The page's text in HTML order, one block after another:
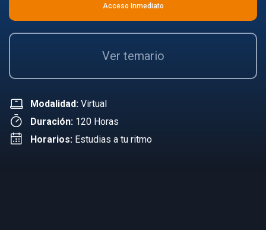
Acceso Inmediato
Ver temario
Modalidad: Virtual
Duración: 120 Horas
Horarios: Estudias a tu ritmo